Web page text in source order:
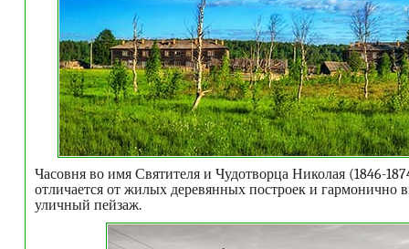
Часовня во имя Святителя и Чудотворца Николая (1846-
отличается от жилых деревянных построек и гармонично
уличный пейзаж.